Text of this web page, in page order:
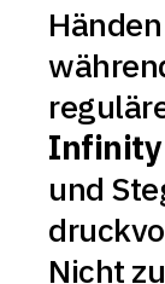
Infinity
und
Nicht